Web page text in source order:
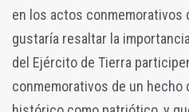
en los actos conmemorativos
gustaría resaltar la
del Ejército de Tierra
conmemorativos de un